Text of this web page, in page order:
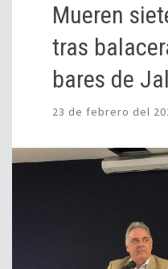
Mueren
tras
bares de
23 de febrero del